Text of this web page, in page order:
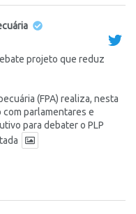
projeto que reduz
(FPA) realiza, nesta
parlamentares e
para debater o PLP